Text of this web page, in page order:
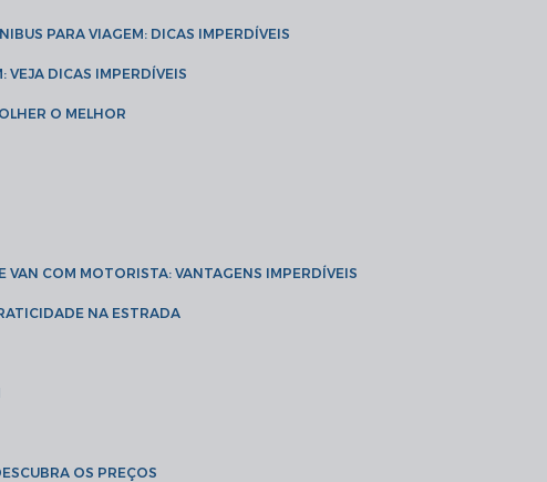
PARA VIAGEM: DICAS IMPERDÍVEIS
VEJA DICAS IMPERDÍVEIS
O MELHOR
VAN COM MOTORISTA: VANTAGENS IMPERDÍVEIS
NA ESTRADA
OS PREÇOS